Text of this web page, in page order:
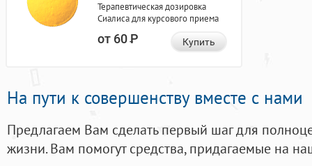
Терапевтическая дозировка
Сиалиса для курсового приема
от 60Р Купить
На пути к совершенству вместе с нами
Предлагаем Вам сделать первый шаг для
жизни. Вам помогут средства, придагаемые на